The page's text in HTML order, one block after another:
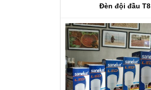
Đèn đội đầu T8